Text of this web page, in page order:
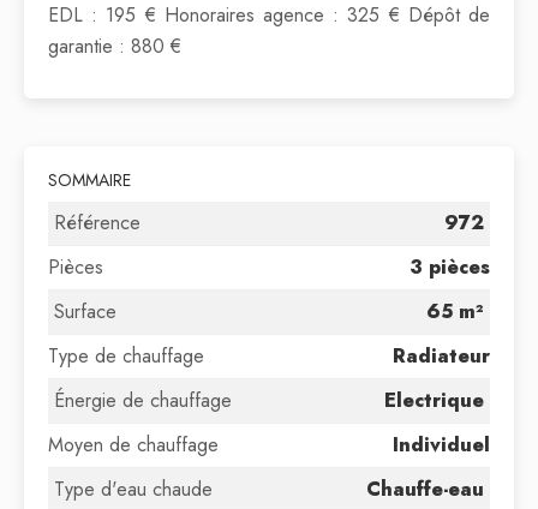
EDL : 195 € Honoraires agence : 325 € Dépôt de
garantie : 880 €
SOMMAIRE
Référence
972
Pièces
3 pièces
Surface
65 m²
Type de chauffage
Radiateur
Énergie de chauffage
Electrique
Moyen de chauffage
Individuel
Type d'eau chaude
Chauffe-eau